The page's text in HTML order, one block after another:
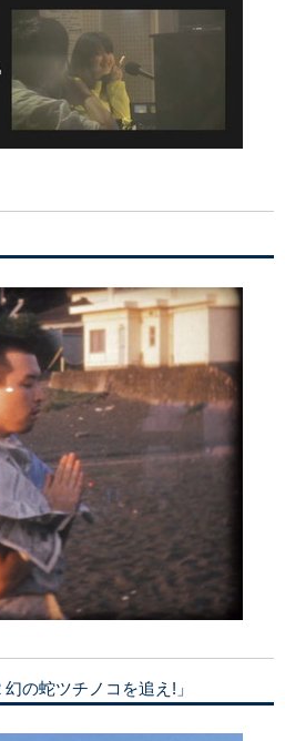
の蛇ツチノコを追え!」